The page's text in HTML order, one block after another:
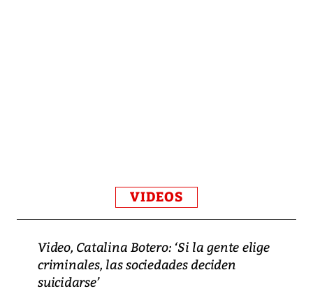
VIDEOS
Video, Catalina Botero: ‘Si la gente elige
criminales, las sociedades deciden
suicidarse’